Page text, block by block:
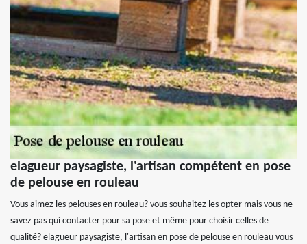
elagueur paysagiste, l'artisan compétent en pose
de pelouse en rouleau
Vous aimez les pelouses en rouleau? vous souhaitez les opter mais vous ne
savez pas qui contacter pour sa pose et même pour choisir celles de
qualité? elagueur paysagiste, l'artisan en pose de pelouse en rouleau vous